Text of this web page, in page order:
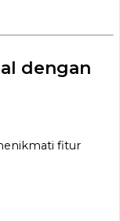
dengan
fitur